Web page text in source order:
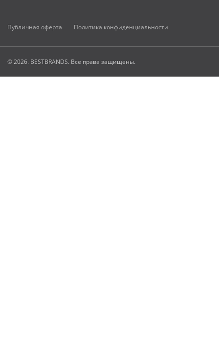
Публичная оферта Политика конфиденциальности
© 2026. BESTBRANDS. Все права защищены.